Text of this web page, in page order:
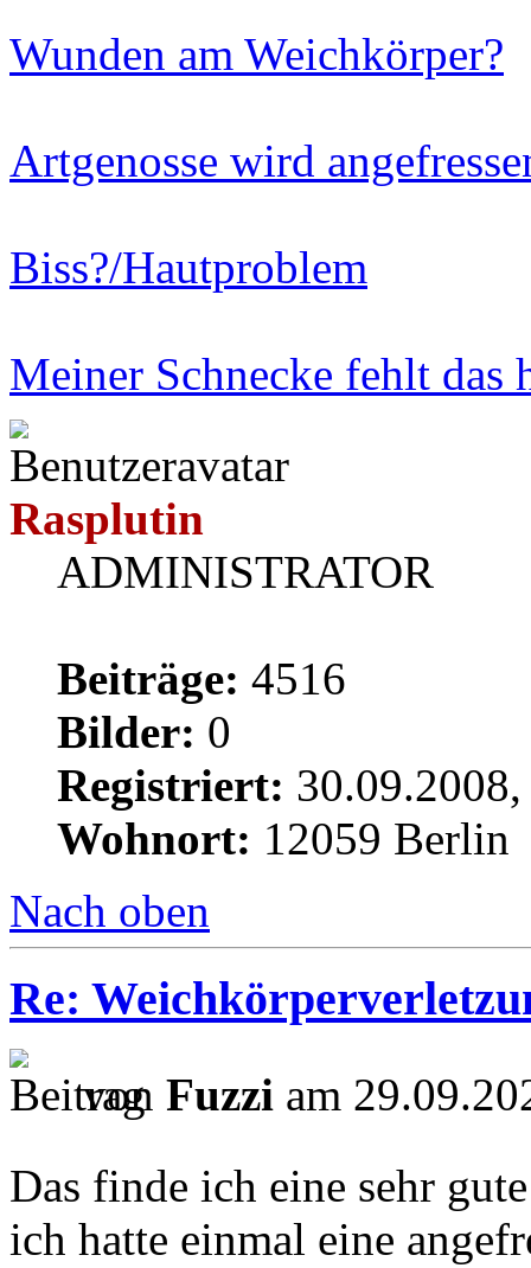
Wunden am Weichkörper?
Artgenosse wird
Biss?/Hautproblem
Meiner Schnecke fehlt das
Rasplutin
ADMINISTRATOR
Beiträge: 4516
Bilder: 0
Registriert:
Wohnort: 12059 Berlin
Nach oben
Re:
von Fuzzi am
Das finde ich eine sehr
ich hatte einmal eine